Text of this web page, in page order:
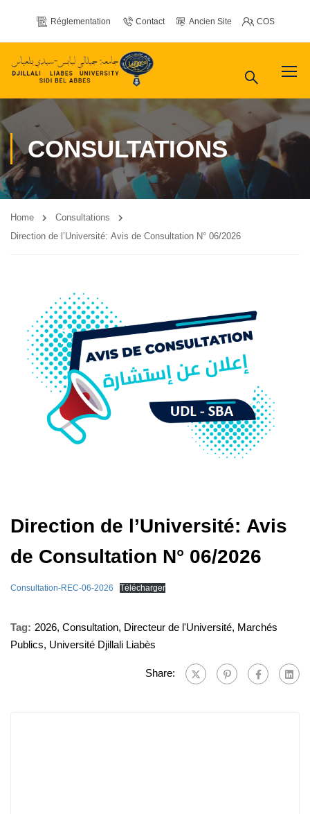
Réglementation Contact Ancien Site COS
CONSULTATIONS
Home
Consultations
Direction de l’Université: Avis de Consultation N° 06/2026
Direction de l’Université: Avis
de Consultation N° 06/2026
Consultation-REC-06-2026 Télécharger
Tag: 2026, Consultation, Directeur de l'Université, Marchés
Publics, Université Djillali Liabès
Share: